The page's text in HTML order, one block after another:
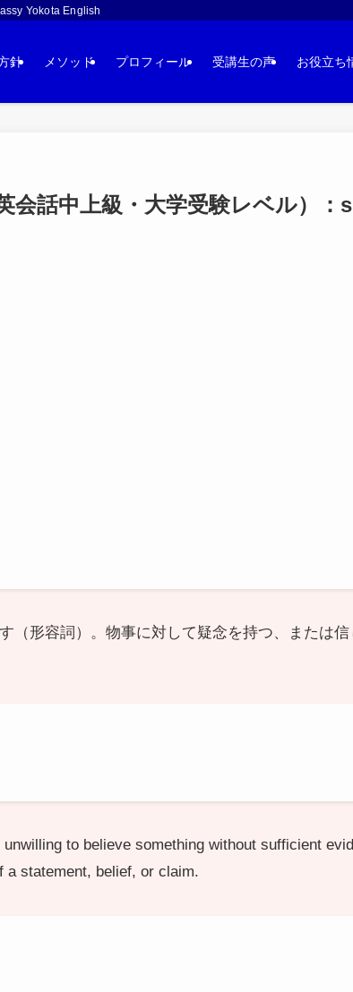
Yokota English
針 メソッド プロフィール 受講生の声 お役立ち
会話中上級・大学受験レベル）：
（形容詞）。物事に対して疑念を持つ、または
to believe something without sufficient
a statement, belief, or claim.